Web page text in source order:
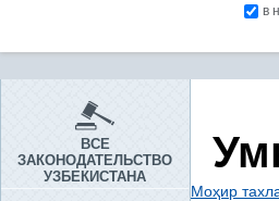
в
ВСЕ
ЗАКОНОДАТЕЛЬСТВО
УЗБЕКИСТАНА
Моҳир